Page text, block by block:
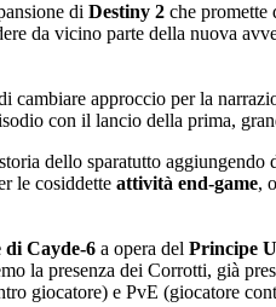
di Destiny 2 che promette
da vicino parte della nuova
approccio per la
con il lancio della prima,
dello sparatutto
le cosiddette attività end-game,
di Cayde-6 a opera del Principe
la presenza dei Corrotti, già
giocatore) e PvE (giocatore